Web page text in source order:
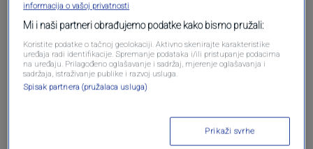
informacija o vašoj privatnosti
Mi i naši partneri obrađujemo podatke kako bismo pružali:
Koristite podatke o tačnoj geolokaciji. Aktivno skenirajte karakteristike
uređaja radi identifikacije. Spremanje podataka i/ili pristupanje podacima
na uređaju. Prilagođeno oglašavanje i sadržaj, mjerenje oglašavanja i
sadržaja, istraživanje publike i razvoj usluga.
Spisak partnera (pružalaca usluga)
Prikaži svrhe